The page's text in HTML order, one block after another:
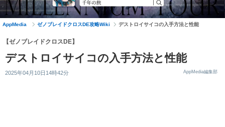
AppMedia ゼノブレイドクロスDE攻略Wiki デストロイサイコの入手方法と性能
【ゼノブレイドクロスDE】
デストロイサイコの入手方法と性能
2025年04月10日14時42分 AppMedia編集部